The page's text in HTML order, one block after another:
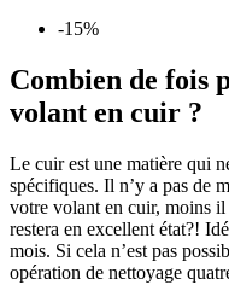
-15%
Combien de fois
volant en cuir ?
Le cuir est une matière qui
spécifiques. Il n’y a pas de
votre volant en cuir, moins il
restera en excellent état?!
mois. Si cela n’est pas
opération de nettoyage